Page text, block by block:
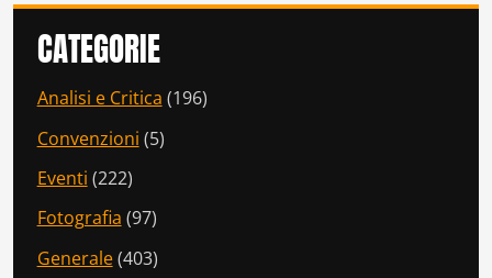
CATEGORIE
Analisi e Critica (196)
Convenzioni (5)
Eventi (222)
Fotografia (97)
Generale(403)